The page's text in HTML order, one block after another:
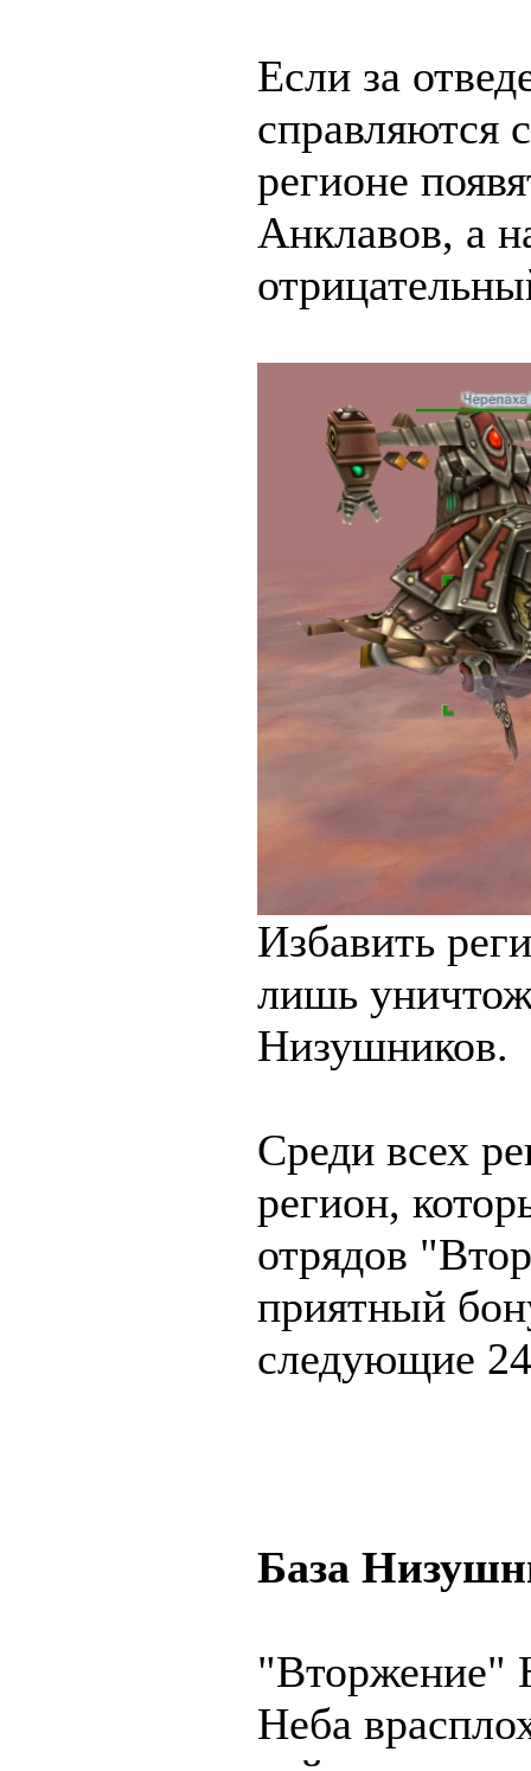
Если за
справляются
регионе
Анклавов, а
Избавить
лишь
Низушников.
Среди всех
регион,
отрядов
приятный
следующие
База
"Вторжение"
Неба